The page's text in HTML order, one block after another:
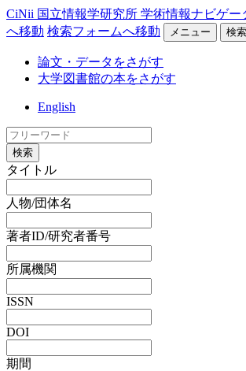
CiNii 国立情報学研究所 学術情報ナビゲー
へ移動 検索フォームへ移動 メニュー 検索
論文・データをさがす
大学図書館の本をさがす
English
検索
タイトル
人物/団体名
著者ID/研究者番号
所属機関
ISSN
DOI
期間